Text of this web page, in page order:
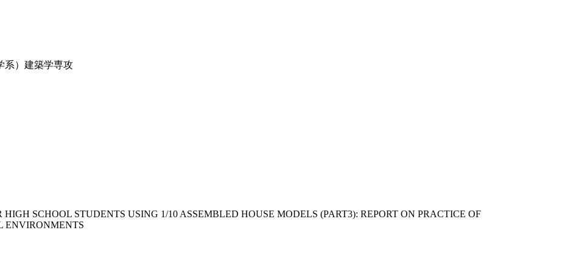
系）建築学専攻
SCHOOL STUDENTS USING 1/10 ASSEMBLED HOUSE MODELS (PART3): REPORT ON PRACTICE OF
ENVIRONMENTS